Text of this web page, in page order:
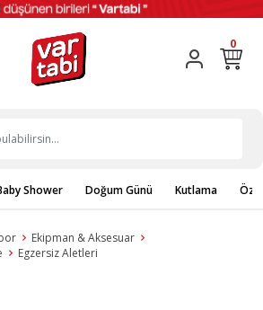
0
Shower Doğum Günü Kutlama
Ekipman & Aksesuar
Egzersiz Aletleri